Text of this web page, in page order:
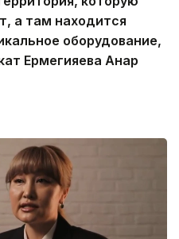
а там находится
оборудование,
Ермегияева Анар